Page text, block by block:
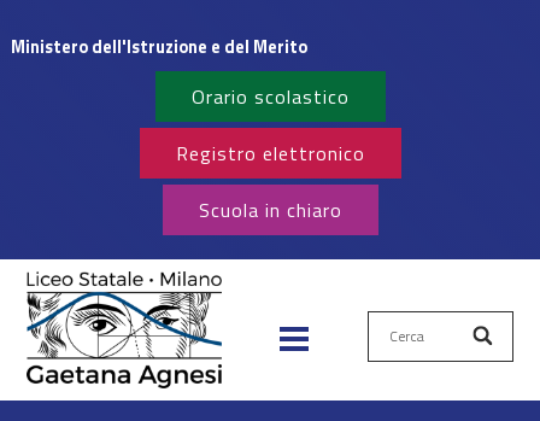
Ministero dell'Istruzione e del Merito
Orario scolastico
Registro elettronico
Scuola in chiaro